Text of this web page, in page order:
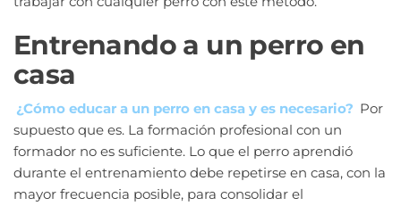
Entrenando a un perro en
casa
¿Cómo educar a un perro en casa y es necesario? Por
supuesto que es. La formación profesional con un
formador no es suficiente. Lo que el perro aprendió
durante el entrenamiento debe repetirse en casa, con la
mayor frecuencia posible, para consolidar el